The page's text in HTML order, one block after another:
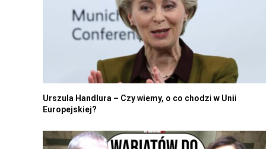
Urszula Handlura – Czy wiemy, o co chodzi w Unii
Europejskiej?